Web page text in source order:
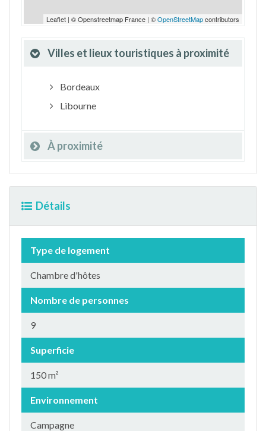
Leaflet | © Openstreetmap France | ©OpenStreetMapcontributors
Villes et lieux touristiques à proximité
Bordeaux
Libourne
À proximité
Détails
Type de logement
Chambre d'hôtes
Nombre de personnes
9
Superficie
150 m²
Environnement
Campagne